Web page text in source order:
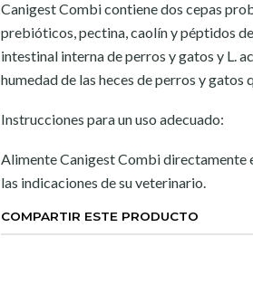
Canigest Combi contiene dos cepas
prebióticos, pectina, caolín y péptidos
intestinal interna de perros y gatos y L.
humedad de las heces de perros y gatos
Instrucciones para un uso adecuado:
Alimente Canigest Combi directamente
las indicaciones de su veterinario.
COMPARTIR ESTE PRODUCTO